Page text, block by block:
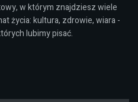
w którym znajdziesz wiele
życia: kultura, zdrowie, wiara -
lubimy pisać.